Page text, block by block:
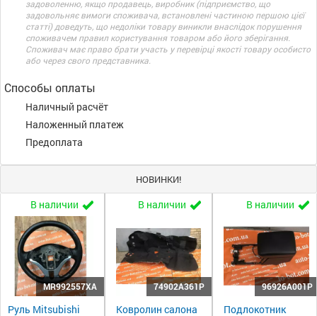
задоволенню, якщо продавець, виробник (підприємство, що
задовольняє вимоги споживача, встановлені частиною першою цієї
статті) доведуть, що недоліки товару виникли внаслідок порушення
споживачем правил користування товаром або його зберігання.
Споживач має право брати участь у перевірці якості товару особисто
або через свого представника.
Способы оплаты
Наличный расчёт
Наложенный платеж
Предоплата
НОВИНКИ!
В наличии
MR992557XA
Руль Mitsubishi
В наличии
74902A361P
Ковролин салона
В наличии
96926A001P
Подлокотник